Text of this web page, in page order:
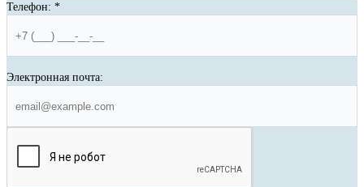
Телефон: *
Электронная почта: